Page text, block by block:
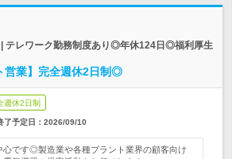
テレワーク勤務制度あり◎年休124日◎福利厚生
営業】完全週休2日制◎
週休2日制
了予定日： 2026/09/10
心です◎製造業や各種プラント業界の顧客向け